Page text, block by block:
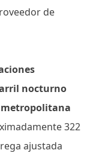
de
nocturno
metropolitana
322
ajustada